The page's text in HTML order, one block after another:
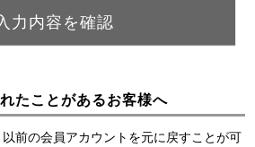
たことがあるお客様へ
前の会員アカウントを元に戻すことが可